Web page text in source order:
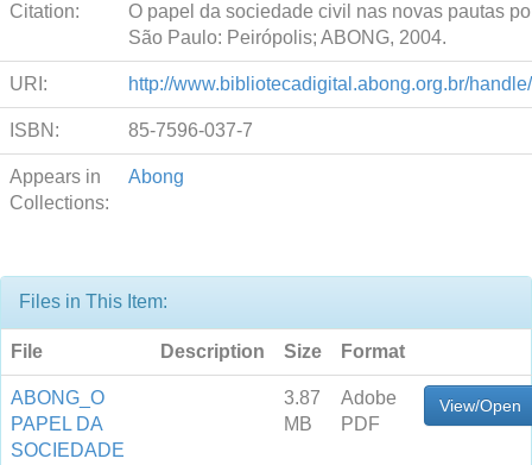
Citation:
O papel da sociedade civil nas novas pautas
São Paulo: Peirópolis; ABONG, 2004.
URI: http://www.bibliotecadigital.abong.org.br/
ISBN: 85-7596-037-7
Appears in
Collections:
Abong
Files in This Item:
File Description Size Format
ABONG_O
PAPEL DA
SOCIEDADE
3.87
MB
Adobe
PDF
View/Open